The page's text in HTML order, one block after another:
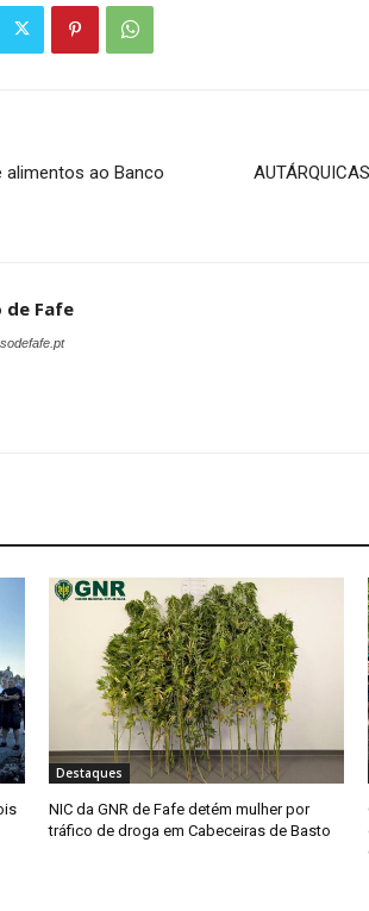
alimentos ao Banco
de Fafe
Destaques
NIC da GNR de Fafe detém mulher por
tráfico de droga em Cabeceiras de Basto